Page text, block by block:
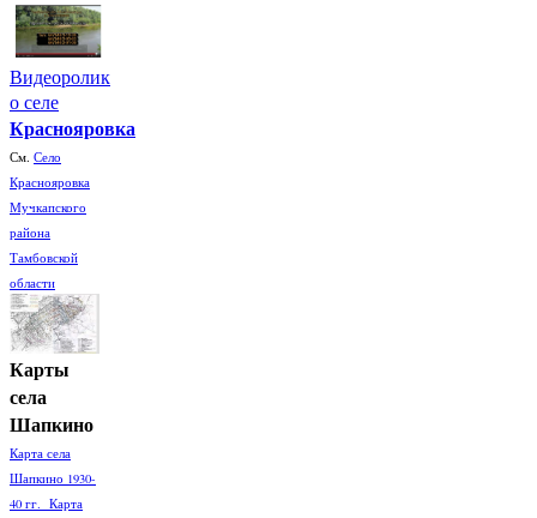
Видеоролик
о селе
Краснояровка
См. Село
Краснояровка
Мучкапского
района
Тамбовской
области
Карты
села
Шапкино
Карта села
Шапкино 1930-
40 гг. Карта